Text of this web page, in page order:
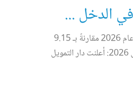
ارتفاع إجمالي الربح الشامل بنسبة 179% ليبلغ 25.55 مليون درهم خلال النصف الأول من عام 2026 مقارنةً بـ 9.15
مليون درهم خلال الفترة نفسها من عام 2025. أبوظبي، الإمارات العربية المتحدة، 7 أغسطس 2026: أعلنت دار التمويل